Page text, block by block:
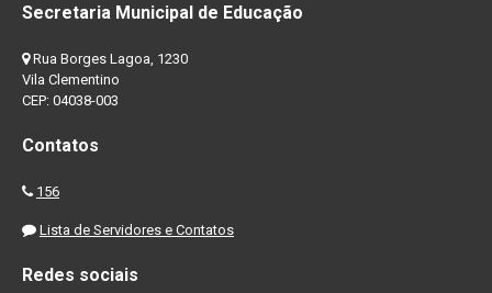
Secretaria Municipal de Educação
Rua Borges Lagoa, 1230
Vila Clementino
CEP: 04038-003
Contatos
156
Lista de Servidores e Contatos
Redes sociais